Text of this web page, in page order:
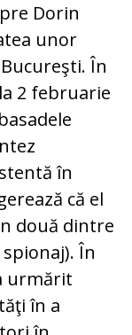
Dorin
unor
În
2 februarie
în
că el
două dintre
În
urmărit
în a